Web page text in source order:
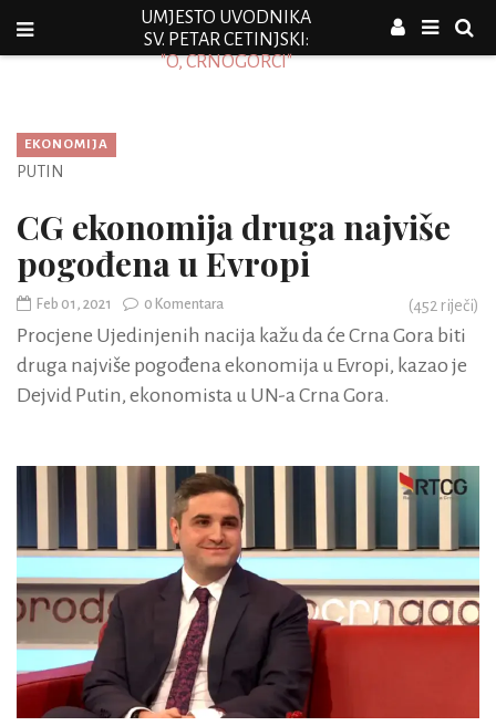
UMJESTO UVODNIKA
SV. PETAR CETINJSKI:
"O, CRNOGORCI"
EKONOMIJA
PUTIN
CG ekonomija druga najviše
pogođena u Evropi
Feb 01, 2021 0 Komentara (452 riječi)
Procjene Ujedinjenih nacija kažu da će Crna Gora biti
druga najviše pogođena ekonomija u Evropi, kazao je
Dejvid Putin, ekonomista u UN-a Crna Gora.